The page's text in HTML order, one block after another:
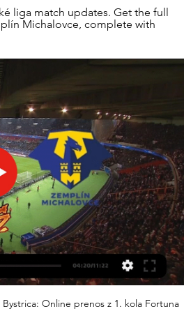
liga match updates. Get the full
Michalovce, complete with
Online prenos z 1. kola Fortuna